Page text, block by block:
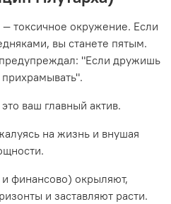
токсичное окружение. Если
вы станете пятым.
"Если дружишь
ваш главный актив.
на жизнь и внушая
финансово) окрыляют,
и заставляют расти.